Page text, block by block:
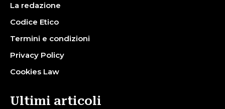
La redazione
Codice Etico
Termini e condizioni
Privacy Policy
Cookies Law
Ultimi articoli